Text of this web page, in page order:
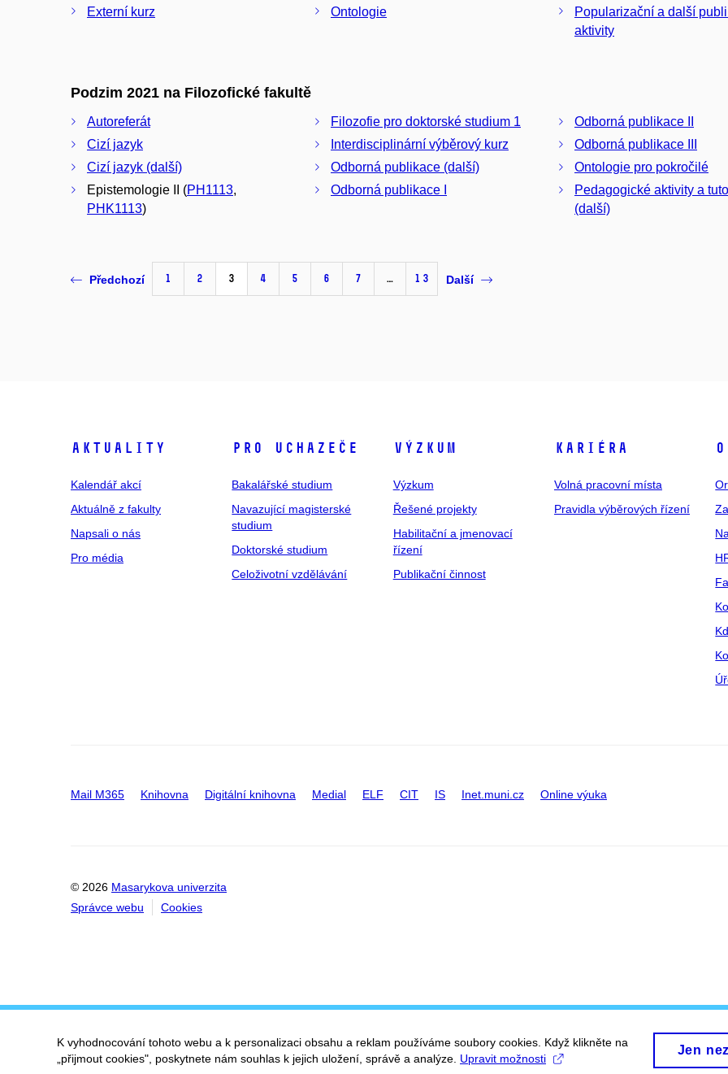
Externí kurz
Ontologie
Popularizační a další
aktivity
Podzim 2021 na Filozofické fakultě
Autoreferát
Cizí jazyk
Cizí jazyk (další)
Epistemologie II (PH1113,
PHK1113)
Filozofie pro doktorské studium 1
Interdisciplinární výběrový kurz
Odborná publikace (další)
Odborná publikace I
Odborná publikace II
Odborná publikace III
Ontologie pro pokročilé
Pedagogické aktivity a
(další)
Předchozí 1 2 3 4 5 6 7 … 13 Další
Aktuality
Kalendář akcí
Aktuálně z fakulty
Napsali o nás
Pro média
Pro uchazeče
Bakalářské studium
Navazující magisterské
studium
Doktorské studium
Celoživotní vzdělávání
Výzkum
Výzkum
Řešené projekty
Habilitační a jmenovací
řízení
Publikační činnost
Kariéra
Volná pracovní místa
Pravidla výběrových řízení
Mail M365 Knihovna Digitální knihovna Medial ELF CIT IS Inet.muni.cz Online výuka
© 2026 Masarykova univerzita
Správce webu
Cookies
K vyhodnocování tohoto webu a k personalizaci obsahu a reklam používáme soubory cookies. Když klikněte na
„přijmout cookies", poskytnete nám souhlas k jejich uložení, správě a analýze. Upravit možnosti
Jen